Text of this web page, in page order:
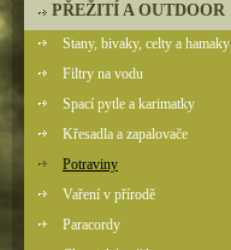
PŘEŽITÍ A OUTDOOR
Stany, bivaky, celty a hamaky
Filtry na vodu
Spací pytle a karimatky
Křesadla a zapalovače
Potraviny
Vaření v přírodě
Paracordy